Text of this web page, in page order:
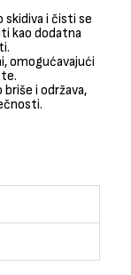
i čisti se
kao dodatna
omogućavajući
i održava,